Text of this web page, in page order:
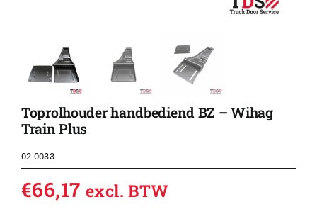
Toprolhouder handbediend BZ – Wihag
Train Plus
02.0033
€66,17 excl. BTW